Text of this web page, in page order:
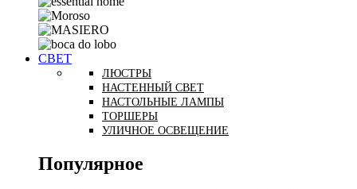
СВЕТ
ЛЮСТРЫ
НАСТЕННЫЙ СВЕТ
НАСТОЛЬНЫЕ ЛАМПЫ
ТОРШЕРЫ
УЛИЧНОЕ ОСВЕЩЕНИЕ
Популярное